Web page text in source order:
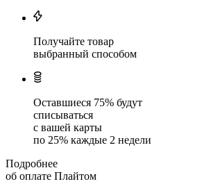
Получайте товар
выбранный способом
Оставшиеся 75% будут
списываться
с вашей карты
по 25% каждые 2 недели
Подробнее
об оплате Плайтом